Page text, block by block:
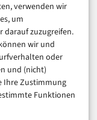
verwenden wir
um
darauf zuzugreifen.
wir und
oder
und (nicht)
Ihre Zustimmung
Funktionen